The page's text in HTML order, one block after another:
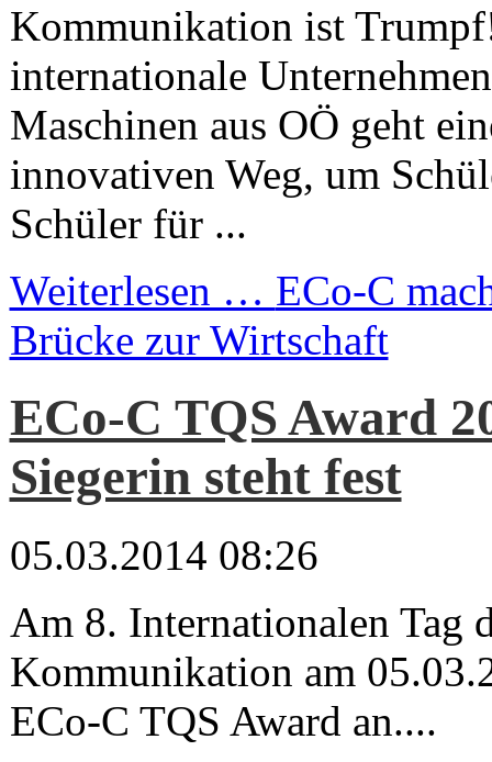
Kommunikation ist
internationale
Maschinen aus OÖ geht
innovativen Weg, um
Schüler für ...
Weiterlesen … ECo-C
Brücke zur Wirtschaft
ECo-C TQS Award
Siegerin steht fest
05.03.2014 08:26
Am 8. Internationalen Tag
Kommunikation am
ECo-C TQS Award an....